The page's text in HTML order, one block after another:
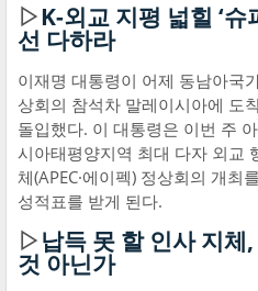
▷K-외교 지평 넓힐 ‘슈
선 다하라
이재명 대통령이 어제 동남아국
상회의 참석차 말레이시아에 도
돌입했다. 이 대통령은 이번 주
시아태평양지역 최대 다자 외교
체(APEC·에이펙) 정상회의 개최
성적표를 받게 된다.
▷납득 못 할 인사 지
것 아닌가